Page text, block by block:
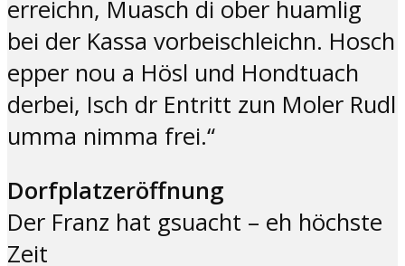
erreichn, Muasch di ober huamlig
bei der Kassa vorbeischleichn. Hosch
epper nou a Hösl und Hondtuach
derbei, Isch dr Entritt zun Moler Rudl
umma nimma frei.“
Dorfplatzeröffnung
Der Franz hat gsuacht – eh höchste
Zeit